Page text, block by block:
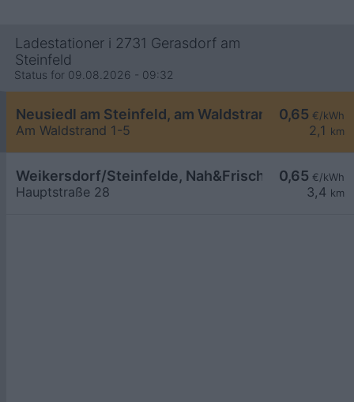
Ladestationer i 2731 Gerasdorf am
Steinfeld
Status for 09.08.2026 - 09:32
0,65 €/kWh
2,1 km
Neusiedl am Steinfeld, am Waldstrand
Am Waldstrand 1-5
0,65 €/kWh
3,4 km
Weikersdorf/Steinfelde, Nah&Frisch
Hauptstraße 28